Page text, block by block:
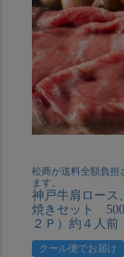
松商が送料全額負担
ます。
神戸牛肩ロース
焼きセット 500
２Ｐ）約４人前
クール便でお届け